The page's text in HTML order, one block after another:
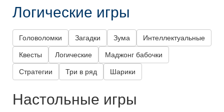
Логические игры
Головоломки Загадки Зума Интеллектуальные
Квесты Логические Маджонг бабочки
Стратегии Три в ряд Шарики
Настольные игры